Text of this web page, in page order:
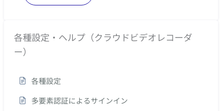
各種設定・ヘルプ（クラウドビデオレコーダ
ー）
各種設定
多要素認証によるサインイン